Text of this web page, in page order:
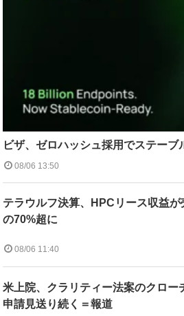
ビザ、ゼロハッシュ採用でステーブ
08/06 13:50
テラウルフ決算、HPCリース収益が
の70%超に
08/06 11:40
米上院、クラリティー法案のクロー
申請見送り続く＝報道